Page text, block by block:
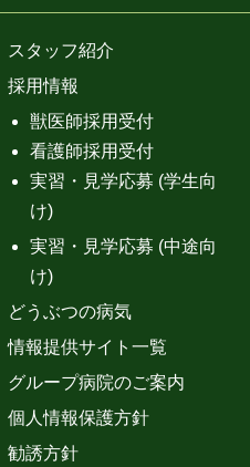
スタッフ紹介
採用情報
獣医師採用受付
看護師採用受付
実習・見学応募 (学生向
け)
実習・見学応募 (中途向
け)
どうぶつの病気
情報提供サイト一覧
グループ病院のご案内
個人情報保護方針
勧誘方針